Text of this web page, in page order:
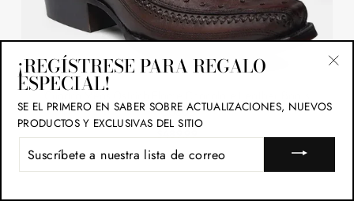
Cuadra Mens Ostrich Flame Chocolate Leather Boots
CU803
$489.99
¡REGÍSTRESE PARA REGALO
ESPECIAL!
SE EL PRIMERO EN SABER SOBRE ACTUALIZACIONES, NUEVOS
PRODUCTOS Y EXCLUSIVAS DEL SITIO
NUESTRA